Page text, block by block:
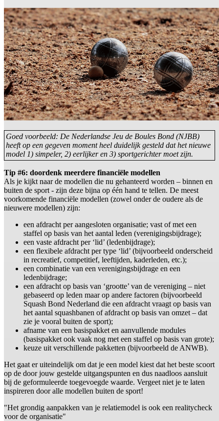
Goed voorbeeld: De Nederlandse Jeu de Boules Bond (NJBB)
heeft op een gegeven moment heel duidelijk gesteld dat het nieuwe
model 1) simpeler, 2) eerlijker en 3) sportgerichter moet zijn.
Tip #6: doordenk meerdere financiële modellen
Als je kijkt naar de modellen die nu gehanteerd worden – binnen en
buiten de sport - zijn deze bijna op één hand te tellen. De meest
voorkomende financiële modellen (zowel onder de oudere als de
nieuwere modellen) zijn:
een afdracht per aangesloten organisatie; vast of met een
staffel op basis van het aantal leden (verenigingsbijdrage);
een vaste afdracht per ‘lid’ (ledenbijdrage);
een flexibele afdracht per type ‘lid’ (bijvoorbeeld onderscheid
in recreatief, competitief, leeftijden, kaderleden, etc.);
een combinatie van een verenigingsbijdrage en een
ledenbijdrage;
een afdracht op basis van ‘grootte’ van de vereniging – niet
gebaseerd op leden maar op andere factoren (bijvoorbeeld
Squash Bond Nederland die een afdracht vraagt op basis van
het aantal squashbanen of afdracht op basis van omzet – dat
zie je vooral buiten de sport);
afname van een basispakket en aanvullende modules
(basispakket ook vaak nog met een staffel op basis van grote);
keuze uit verschillende pakketten (bijvoorbeeld de ANWB).
Het gaat er uiteindelijk om dat je een model kiest dat het beste scoort
op de door jouw gestelde uitgangspunten en dus naadloos aansluit
bij de geformuleerde toegevoegde waarde. Vergeet niet je te laten
inspireren door alle modellen buiten de sport!
"Het grondig aanpakken van je relatiemodel is ook een realitycheck
voor de organisatie"